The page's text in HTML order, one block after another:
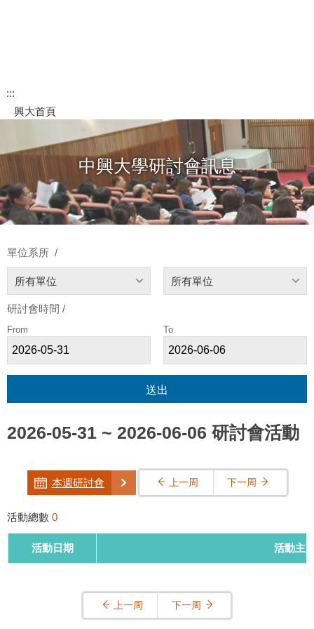
:::
興大首頁
中興大學研討會訊息
單位系所 /
所有單位 所有單位
研討會時間 /
From To
送出
2026-05-31 ~ 2026-06-06 研討會活動
本週研討會 上一周 下一周
活動總數 0
活動日期 活動主
上一周 下一周